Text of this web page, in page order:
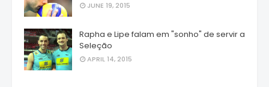
JUNE 19, 2015
Rapha e Lipe falam em "sonho" de servir a
Seleção
APRIL 14, 2015